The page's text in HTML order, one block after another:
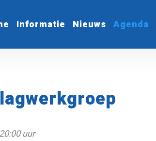
Informatie Nieuws Agenda
20:00 uur